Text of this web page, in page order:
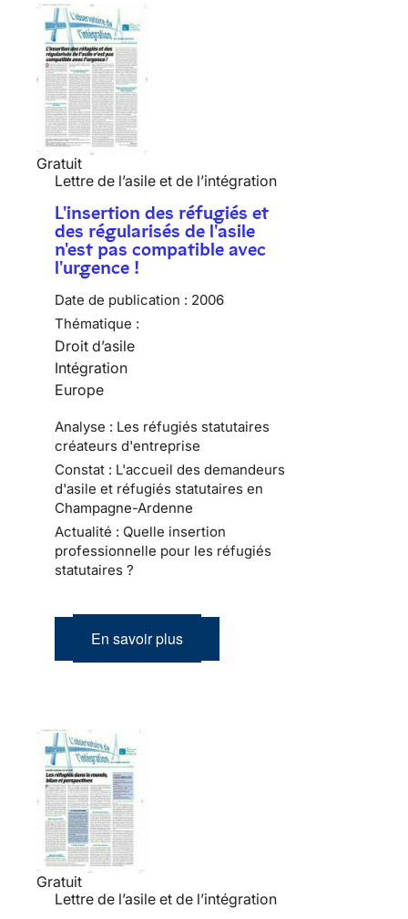
Gratuit
Lettre de l’asile et de l’intégration
L'insertion des réfugiés et
des régularisés de l'asile
n'est pas compatible avec
l'urgence !
Date de publication : 2006
Thématique :
Droit d’asile
Intégration
Europe
Analyse : Les réfugiés statutaires
créateurs d'entreprise
Constat : L'accueil des demandeurs
d'asile et réfugiés statutaires en
Champagne-Ardenne
Actualité : Quelle insertion
professionnelle pour les réfugiés
statutaires ?
En savoir plus
Gratuit
Lettre de l’asile et de l’intégration